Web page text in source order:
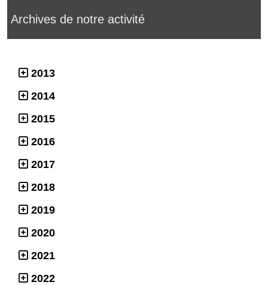
Archives de notre activité
2013
2014
2015
2016
2017
2018
2019
2020
2021
2022